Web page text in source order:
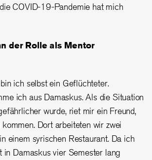
COVID-19-Pandemie hat mich
der Rolle als Mentor
ich selbst ein Geflüchteter.
ich aus Damaskus. Als die Situation
wurde, riet mir ein Freund,
Dort arbeiteten wir zwei
einem syrischen Restaurant. Da ich
in Damaskus vier Semester lang